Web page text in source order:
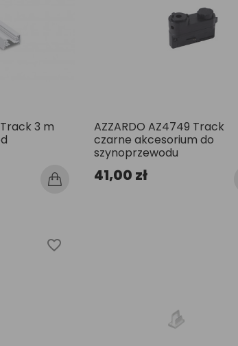
3 m
AZZARDO AZ4749 Track
czarne akcesorium do
szynoprzewodu
41,00 zł
favorite_border